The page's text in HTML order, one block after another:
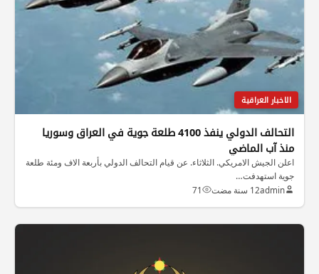
الاخبار العراقية
التحالف الدولي ينفذ 4100 طلعة جوية في العراق وسوريا
منذ آب الماضي
اعلن الجيش الامريكي. الثلاثاء. عن قيام التحالف الدولي بأربعة الاف ومئة طلعة
جوية استهدفت…
admin12 سنة مضت 71